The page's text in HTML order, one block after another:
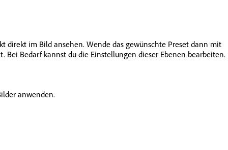
direkt im Bild ansehen. Wende das gewünschte Preset dann mit
Bedarf kannst du die Einstellungen dieser Ebenen bearbeiten.
anwenden.